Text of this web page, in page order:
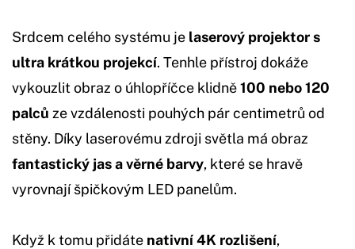
Srdcem celého systému je laserový projektor s
ultra krátkou projekcí. Tenhle přístroj dokáže
vykouzlit obraz o úhlopříčce klidně100 nebo 120
palců ze vzdálenosti pouhých pár centimetrů od
stěny. Díky laserovému zdroji světla má obraz
fantastický jas a věrné barvy, které se hravě
vyrovnají špičkovým LED panelům.
Když k tomu přidáte nativní 4K rozlišení,